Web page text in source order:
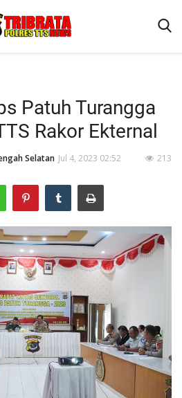
Patuh Turangga
Rakor Ekternal
Selatan Jul 4, 2023 02:52 213